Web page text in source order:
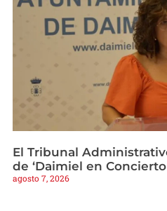
El Tribunal
de ‘Daimiel en Concierto
agosto 7, 2026